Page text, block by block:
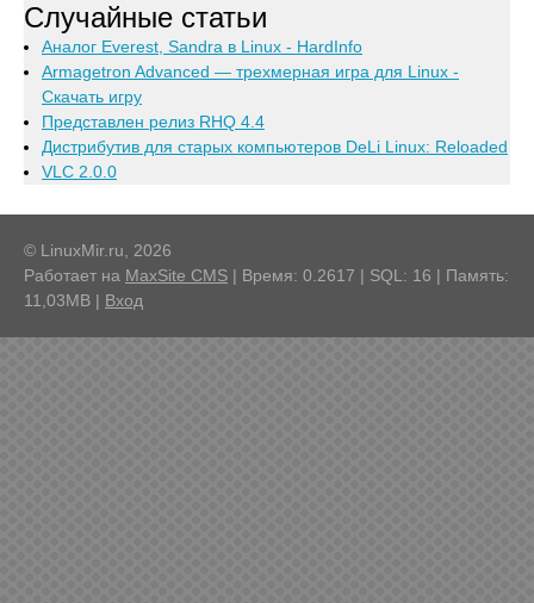
Случайные статьи
Аналог Everest, Sandra в Linux - HardInfo
Armagetron Advanced — трехмерная игра для Linux -
Скачать игру
Представлен релиз RHQ 4.4
Дистрибутив для старых компьютеров DeLi Linux: Reloaded
VLC 2.0.0
© LinuxMir.ru, 2026
Работает на MaxSite CMS | Время: 0.2617 | SQL: 16 | Память:
11,03MB | Вход